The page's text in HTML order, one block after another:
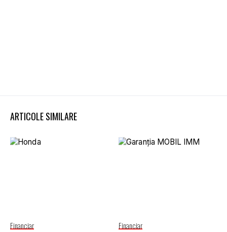
ARTICOLE SIMILARE
Financiar Financiar